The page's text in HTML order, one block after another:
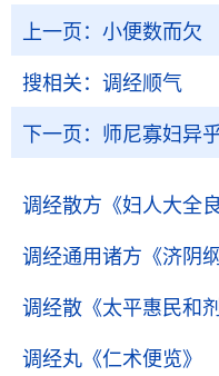
上一页： 小便数而欠
搜相关： 调经顺气
下一页： 师尼寡妇异
调经散方 《妇人大全
调经通用诸方 《济阴
调经散 《太平惠民和
调经丸 《仁术便览》